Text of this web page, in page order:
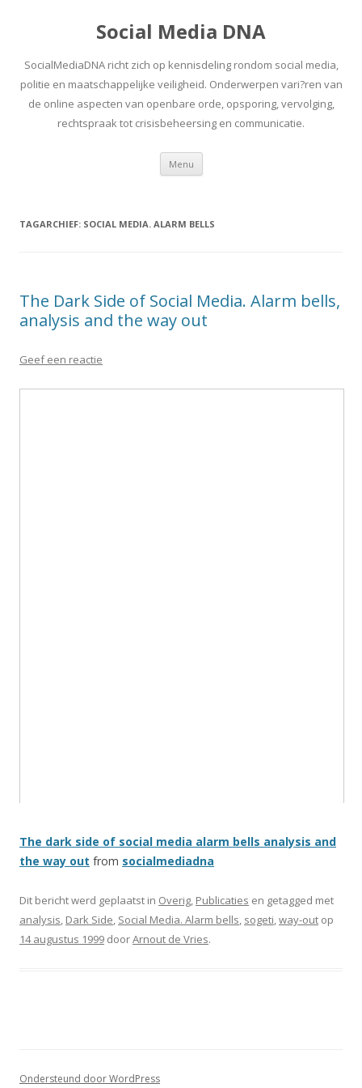
Social Media DNA
SocialMediaDNA richt zich op kennisdeling rondom social media,
politie en maatschappelijke veiligheid. Onderwerpen vari?ren van
de online aspecten van openbare orde, opsporing, vervolging,
rechtspraak tot crisisbeheersing en communicatie.
Menu Spring
inhoud
TAGARCHIEF: SOCIAL MEDIA. ALARM BELLS
The Dark Side of Social Media. Alarm bells,
analysis and the way out
Geef een reactie
The dark side of social media alarm bells analysis and
the way out from socialmediadna
Dit bericht werd geplaatst in Overig, Publicaties en getagged met
analysis, Dark Side, Social Media. Alarm bells, sogeti,way-out op
14 augustus 1999 doorArnout de Vries.
Ondersteund door WordPress